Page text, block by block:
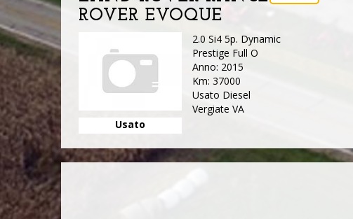
ROVER EVOQUE
Usato
2.0 Si4 5p. Dynamic
Prestige Full O
Anno: 2015
Km: 37000
Usato Diesel
Vergiate VA